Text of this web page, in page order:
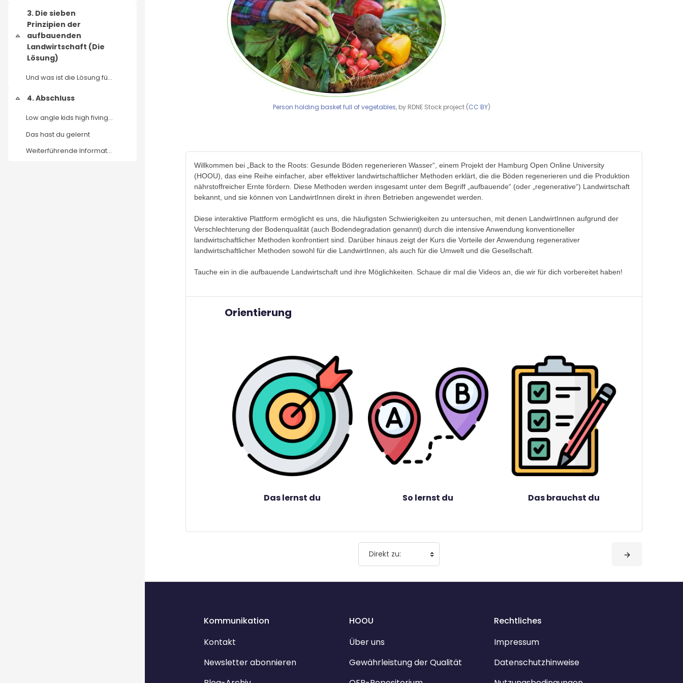
Einklappen
3. Die sieben
Prinzipien der
aufbauenden
Landwirtschaft (Die
Lösung)
Und was ist die Lösung für dieses Problem? Im näch...
Einklappen
4. Abschluss
Low angle kids high fiving designed by freepik (CC...
Das hast du gelernt
Weiterführende Informationen
Person holding basket full of vegetables, by RDNE Stock project (CC BY)
Willkommen bei „Back to the Roots: Gesunde Böden regenerieren Wasser“, einem Projekt der Hamburg Open Online University
(HOOU), das eine Reihe einfacher, aber effektiver landwirtschaftlicher Methoden erklärt, die die Böden regenerieren und die Produktion
nährstoffreicher Ernte fördern. Diese Methoden werden insgesamt unter dem Begriff „aufbauende“ (oder „regenerative“) Landwirtschaft
bekannt, und sie können von LandwirtInnen direkt in ihren Betrieben angewendet werden.
Diese interaktive Plattform ermöglicht es uns, die häufigsten Schwierigkeiten zu untersuchen, mit denen LandwirtInnen aufgrund der
Verschlechterung der Bodenqualität (auch Bodendegradation genannt) durch die intensive Anwendung konventioneller
landwirtschaftlicher Methoden konfrontiert sind. Darüber hinaus zeigt der Kurs die Vorteile der Anwendung regenerativer
landwirtschaftlicher Methoden sowohl für die LandwirtInnen, als auch für die Umwelt und die Gesellschaft.
Tauche ein in die aufbauende Landwirtschaft und ihre Möglichkeiten. Schaue dir mal die Videos an, die wir für dich vorbereitet haben!
Orientierung
Das lernst du So lernst du Das brauchst du
Kommunikation
Kontakt
Newsletter abonnieren
HOOU
Über uns
Gewährleistung der Qualität
Rechtliches
Impressum
Datenschutzhinweise